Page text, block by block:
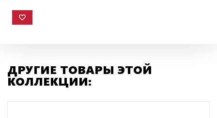
ДРУГИЕ ТОВАРЫ ЭТОЙ
КОЛЛЕКЦИИ: